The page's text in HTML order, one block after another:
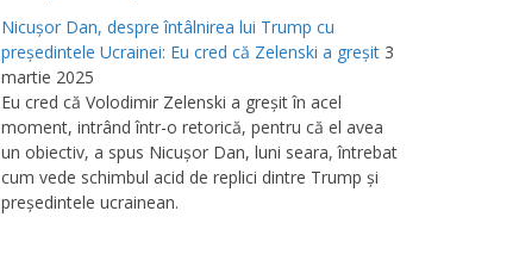
Nicuşor Dan, despre întâlnirea lui Trump cu
preşedintele Ucrainei: Eu cred că Zelenski a greşit 3
martie 2025
Eu cred că Volodimir Zelenski a greşit în acel
moment, intrând într-o retorică, pentru că el avea
un obiectiv, a spus Nicuşor Dan, luni seara, întrebat
cum vede schimbul acid de replici dintre Trump şi
preşedintele ucrainean.